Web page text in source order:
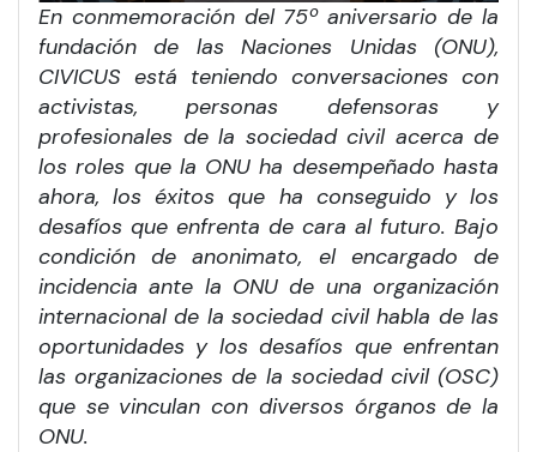
En conmemoración del 75º aniversario de la
fundación de las Naciones Unidas (ONU),
CIVICUS está teniendo conversaciones con
activistas, personas defensoras y
profesionales de la sociedad civil acerca de
los roles que la ONU ha desempeñado hasta
ahora, los éxitos que ha conseguido y los
desafíos que enfrenta de cara al futuro. Bajo
condición de anonimato, el encargado de
incidencia ante la ONU de una organización
internacional de la sociedad civil habla de las
oportunidades y los desafíos que enfrentan
las organizaciones de la sociedad civil (OSC)
que se vinculan con diversos órganos de la
ONU.